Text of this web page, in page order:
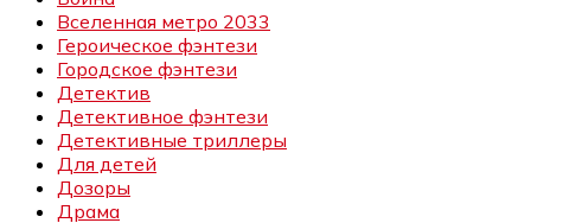
Вселенная метро 2033
Героическое фэнтези
Городское фэнтези
Детектив
Детективное фэнтези
Детективные триллеры
Для детей
Дозоры
Драма